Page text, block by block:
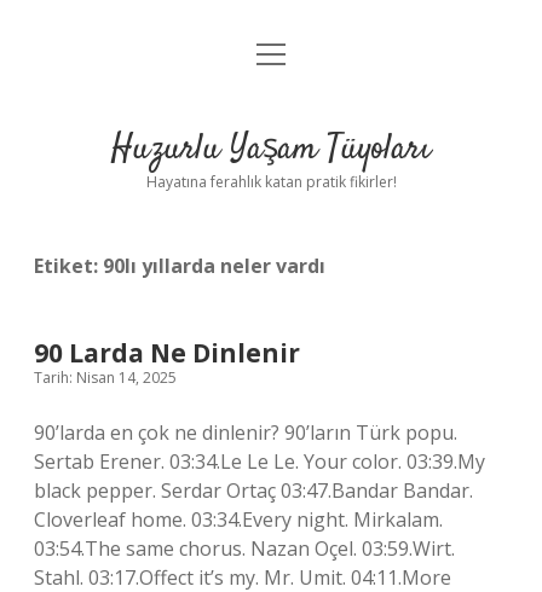
Anasayfa
Yasal Uyarı
menüyü
Huzurlu Yaşam Tüyoları
Hayatına ferahlık katan pratik fikirler!
Etiket: 90lı yıllarda neler vardı
90 Larda Ne Dinlenir
Tarih: Nisan 14, 2025
90’larda en çok ne dinlenir? 90’ların Türk popu.
Sertab Erener. 03:34.Le Le Le. Your color. 03:39.My
black pepper. Serdar Ortaç 03:47.Bandar Bandar.
Cloverleaf home. 03:34.Every night. Mirkalam.
03:54.The same chorus. Nazan Oçel. 03:59.Wirt.
Stahl. 03:17.Offect it’s my. Mr. Umit. 04:11.More